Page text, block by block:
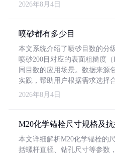
2026年8月4日
喷砂都有多少目
本文系统介绍了喷砂目数的分
喷砂200目对应的表面粗糙度
同目数的应用场景。数据来源
实践，帮助用户根据需求选择
2026年8月4日
M20化学锚栓尺寸规格及
本文详细解析M20化学锚栓的
括螺杆直径、钻孔尺寸等参数